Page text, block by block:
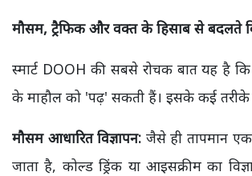
मौसम, ट्रैफिक और वक्त के हिसाब से बदलते
स्मार्ट DOOH की सबसे रोचक बात यह है
के माहौल को 'पढ़' सकती हैं। इसके कई तरीके
मौसम आधारित विज्ञापन: जैसे ही तापमान
जाता है, कोल्ड ड्रिंक या आइसक्रीम का